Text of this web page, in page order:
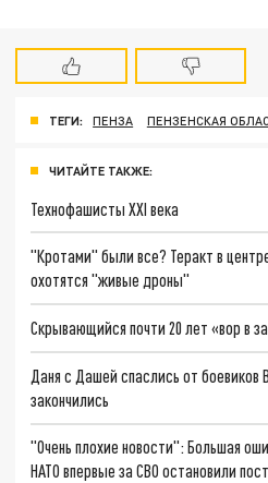
ТЕГИ: ПЕНЗА ПЕНЗЕНСКАЯ
ЧИТАЙТЕ ТАКЖЕ:
Технофашисты XXI века
"Кротами" были все? Теракт в
охотятся "живые дроны"
Скрывающийся почти 20 лет «вор в
Даня с Дашей спаслись от
закончились
"Очень плохие новости": Большая
НАТО впервые за СВО остановили